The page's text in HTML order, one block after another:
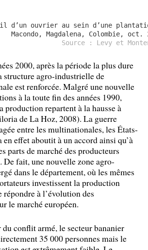
d’un ouvrier au sein d’une
Macondo, Magdalena, Colombie, oct.
Source : Levy et
2000, après la période la plus dure
structure agro-industrielle de
est renforcée. Malgré une nouvelle
à la toute fin des années 1990,
production repartent à la hausse à
de La Hoz, 2008). La guerre
entre les multinationales, les États-
en effet aboutit à un accord ainsi qu’à
parts de marché des producteurs
fait, une nouvelle zone agro-
dans le département, où les mêmes
investissent la production
à l’évolution des
le marché européen.
conflit armé, le secteur bananier
35 000 personnes mais le